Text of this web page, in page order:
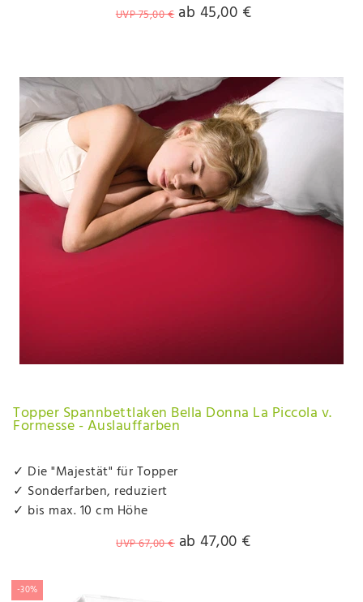
UVP 75,00 € ab 45,00 €
Topper Spannbettlaken Bella Donna La Piccola v.
Formesse - Auslauffarben
✓ Die "Majestät" für Topper
✓ Sonderfarben, reduziert
✓ bis max. 10 cm Höhe
UVP 67,00 € ab 47,00 €
-30%